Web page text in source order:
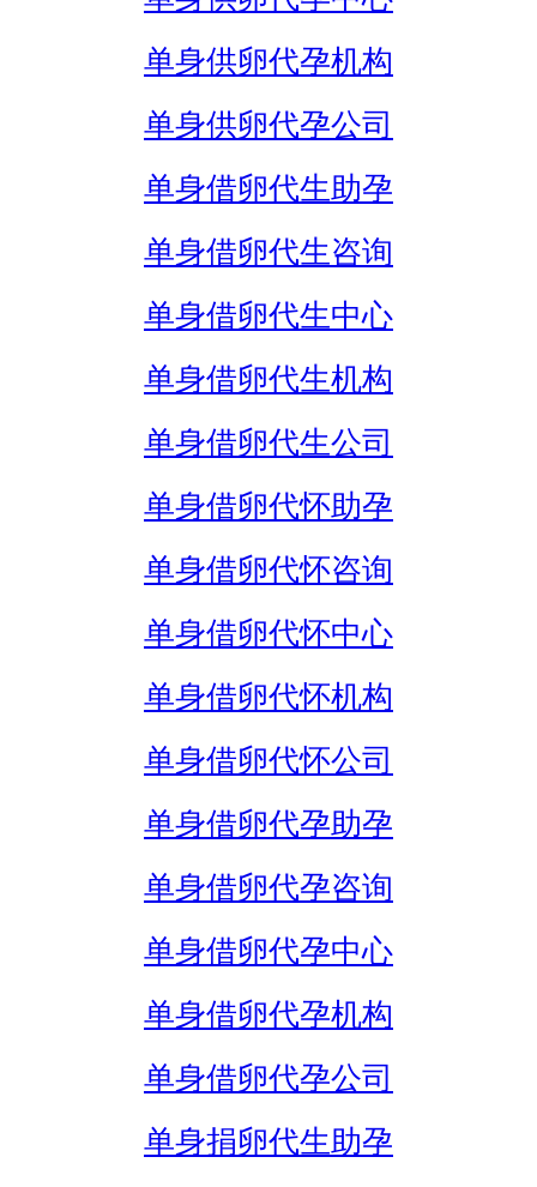
单身供卵代孕机构
单身供卵代孕公司
单身借卵代生助孕
单身借卵代生咨询
单身借卵代生中心
单身借卵代生机构
单身借卵代生公司
单身借卵代怀助孕
单身借卵代怀咨询
单身借卵代怀中心
单身借卵代怀机构
单身借卵代怀公司
单身借卵代孕助孕
单身借卵代孕咨询
单身借卵代孕中心
单身借卵代孕机构
单身借卵代孕公司
单身捐卵代生助孕